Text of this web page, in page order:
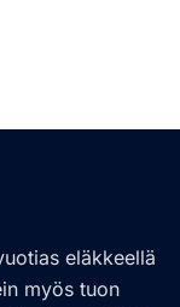
eläkkeellä
myös tuon